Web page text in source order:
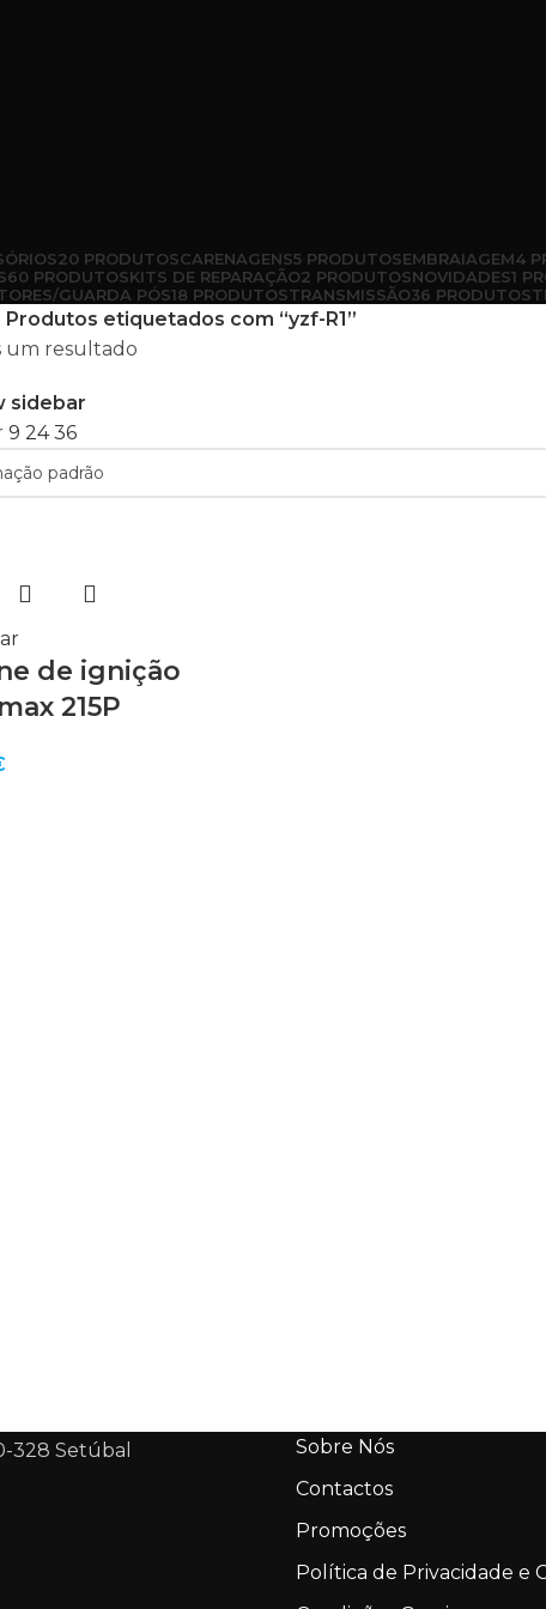
20 PRODUTOSCARENAGENS5 PRODUTOSEMBRAIAGEM4
60 PRODUTOSKITS DE REPARAÇÃO2 PRODUTOSNOVIDADES1
GUARDA PÓS18 PRODUTOSTRANSMISSÃO36 PRODUTOS
Produtos etiquetados com “yzf-R1”
um resultado
sidebar
9 2436
de ignição
215P
328 Setúbal
Sobre Nós
Contactos
Promoções
Política de Privacidade e